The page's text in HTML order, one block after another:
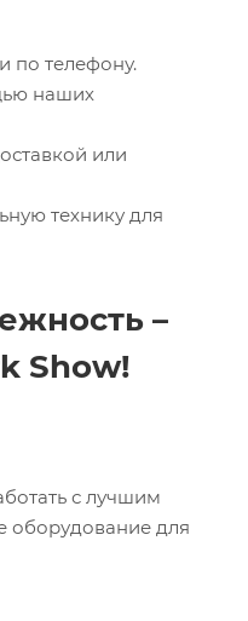
по телефону.
наших
или
технику для
–
Show!
с лучшим
оборудование для